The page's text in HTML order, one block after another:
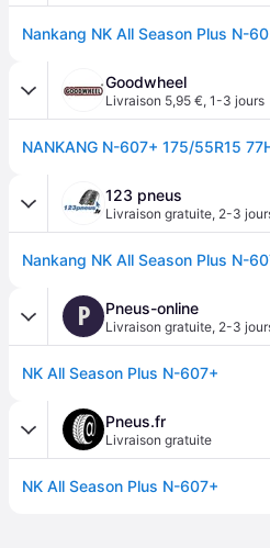
Goodwheel
Livraison 5,95 €, 1-3 jours
123 pneus
Livraison gratuite, 2-3
P Pneus-online
Livraison gratuite, 2-3
NK All Season Plus N-607+
Pneus.fr
Livraison gratuite
NK All Season Plus N-607+